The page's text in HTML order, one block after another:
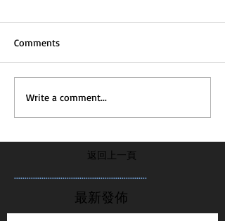
Comments
Write a comment...
返回上一頁
...............................................................
最新發佈